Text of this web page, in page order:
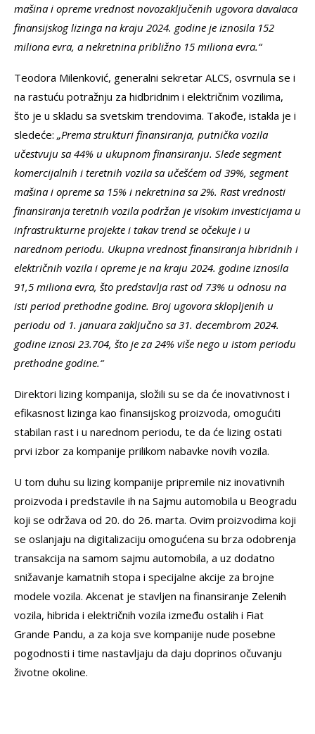
mašina i opreme vrednost novozaključenih ugovora davalaca
finansijskog lizinga na kraju 2024. godine je iznosila 152
miliona evra, a nekretnina približno 15 miliona evra.“
Teodora Milenković, generalni sekretar ALCS, osvrnula se i
na rastuću potražnju za hidbridnim i električnim vozilima,
što je u skladu sa svetskim trendovima. Takođe, istakla je i
sledeće: „Prema strukturi finansiranja, putnička vozila
učestvuju sa 44% u ukupnom finansiranju. Slede segment
komercijalnih i teretnih vozila sa učešćem od 39%, segment
mašina i opreme sa 15% i nekretnina sa 2%. Rast vrednosti
finansiranja teretnih vozila podržan je visokim investicijama u
infrastrukturne projekte i takav trend se očekuje i u
narednom periodu. Ukupna vrednost finansiranja hibridnih i
električnih vozila i opreme je na kraju 2024. godine iznosila
91,5 miliona evra, što predstavlja rast od 73% u odnosu na
isti period prethodne godine. Broj ugovora sklopljenih u
periodu od 1. januara zaključno sa 31. decembrom 2024.
godine iznosi 23.704, što je za 24% više nego u istom periodu
prethodne godine.“
Direktori lizing kompanija, složili su se da će inovativnost i
efikasnost lizinga kao finansijskog proizvoda, omogućiti
stabilan rast i u narednom periodu, te da će lizing ostati
prvi izbor za kompanije prilikom nabavke novih vozila.
U tom duhu su lizing kompanije pripremile niz inovativnih
proizvoda i predstavile ih na Sajmu automobila u Beogradu
koji se održava od 20. do 26. marta. Ovim proizvodima koji
se oslanjaju na digitalizaciju omogućena su brza odobrenja
transakcija na samom sajmu automobila, a uz dodatno
snižavanje kamatnih stopa i specijalne akcije za brojne
modele vozila. Akcenat je stavljen na finansiranje Zelenih
vozila, hibrida i električnih vozila između ostalih i Fiat
Grande Pandu, a za koja sve kompanije nude posebne
pogodnosti i time nastavljaju da daju doprinos očuvanju
životne okoline.